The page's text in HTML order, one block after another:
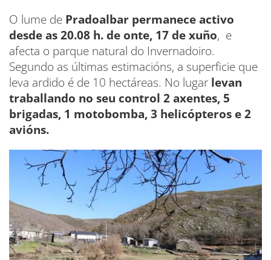
O lume de Pradoalbar permanece activo
desde as 20.08 h. de onte, 17 de xuño, e
afecta o parque natural do Invernadoiro.
Segundo as últimas estimacións, a superficie que
leva ardido é de 10 hectáreas. No lugar levan
traballando no seu control 2 axentes, 5
brigadas, 1 motobomba, 3 helicópteros e 2
avións.